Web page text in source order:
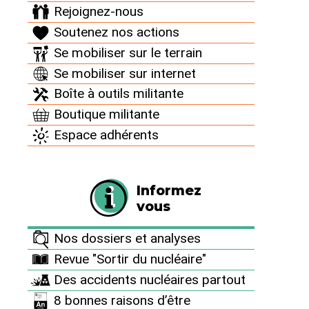
Rejoignez-nous
Soutenez nos actions
Se mobiliser sur le terrain
Se mobiliser sur internet
Boîte à outils militante
Boutique militante
Espace adhérents
Informez
vous
Nos dossiers et analyses
Revue "Sortir du nucléaire"
Des accidents nucléaires partout
8 bonnes raisons d’être
de plus en plus des logiciels du commerce. D’après
le rapport, le personnel des centrales nucléaires
peut ne pas réaliser l’étendue de la vulnérabilité des
installations à des attaques numériques et donc ne
pas être adéquatement préparé à réagir à de telles
attaques. Par manque de formation, combiné à une
circulation insuffisante d’informations entre
ingénieurs et personnel de sécurité, le personnel